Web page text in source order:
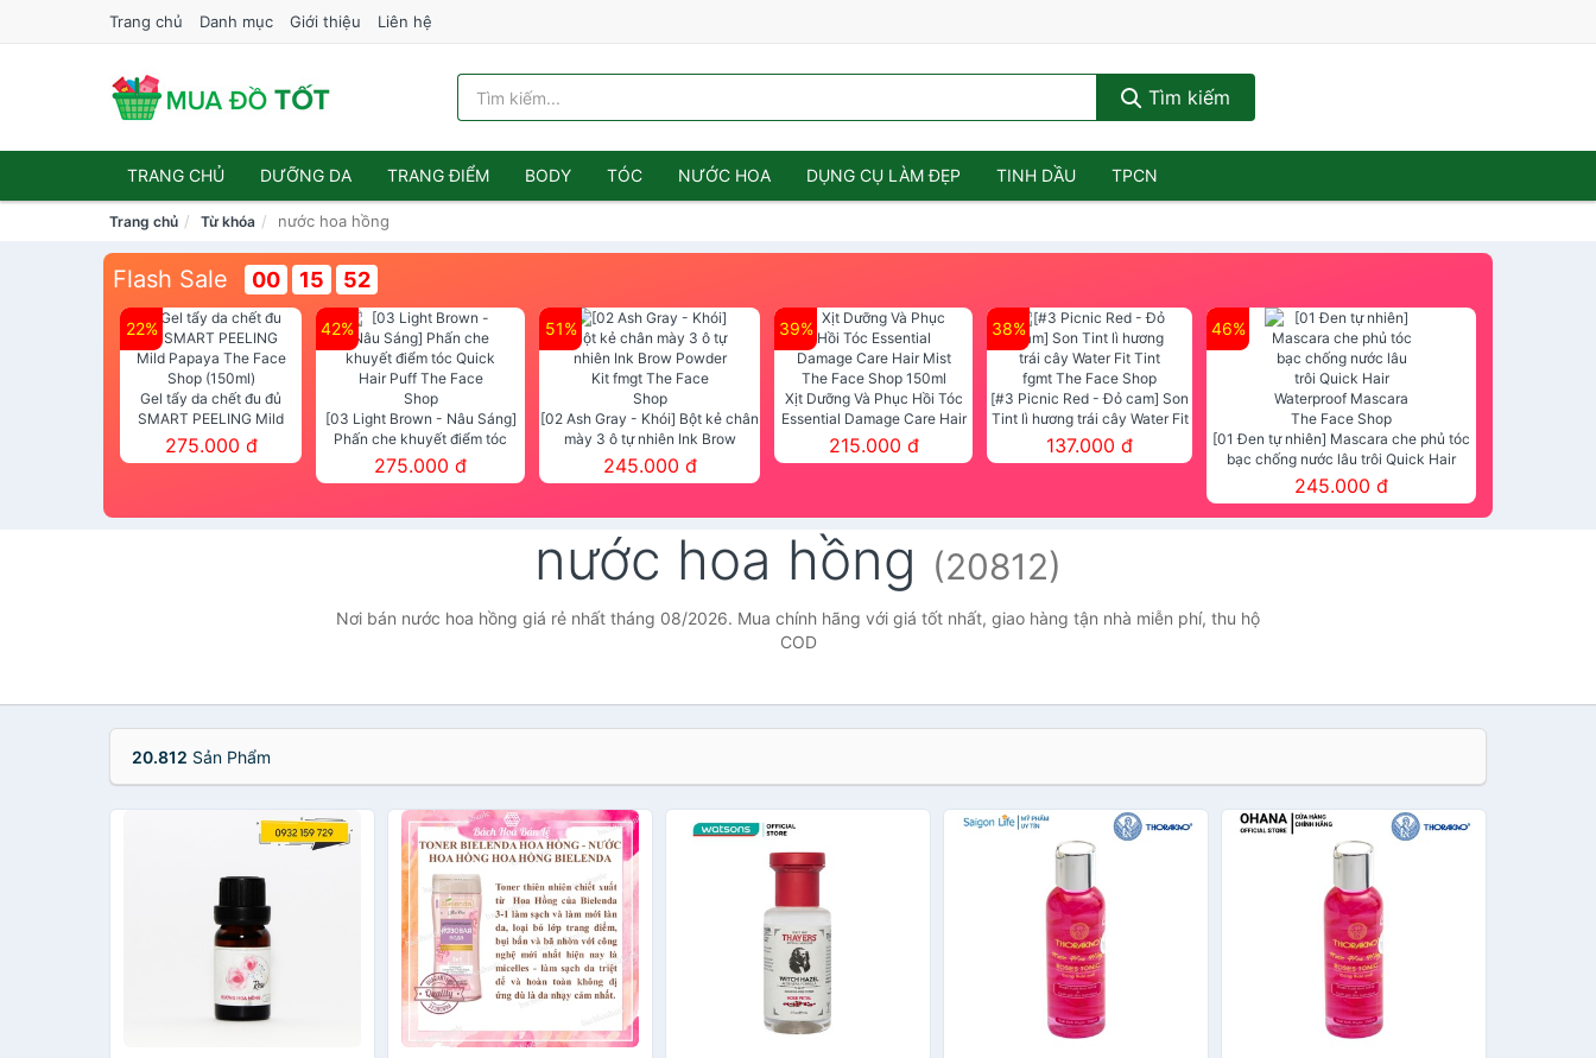
Trang chủ Danh mục Giới thiệu Liên hệ
Tìm kiếm
TRANG CHỦ DƯỠNG DA TRANG ĐIỂM BODY TÓC NƯỚC HOA DỤNG CỤ LÀM ĐẸP TINH DẦU TPCN
Trang chủ Từ khóa nước hoa hồng
Flash Sale 00 15 50
22%
Gel tẩy da chết đu đủ
SMART PEELING Mild
Papaya The Face Shop
(150ml)
275.000 đ
42%
[03 Light Brown - Nâu Sáng]
Phấn che khuyết điểm tóc
Quick Hair Puff The Face Shop
275.000 đ
51%
[02 Ash Gray - Khói] Bột kẻ chân
mày 3 ô tự nhiên Ink Brow
Powder Kit fmgt The Face Shop
245.000 đ
39%
Xịt Dưỡng Và Phục Hồi Tóc
Essential Damage Care Hair
Mist The Face Shop 150ml
215.000 đ
38%
[#3 Picnic Red - Đỏ cam] Son
Tint lì hương trái cây Water Fit
Tint fgmt The Face Shop
137.000 đ
46%
[01 Đen tự nhiên] Mascara che phủ tóc
bạc chống nước lâu trôi Quick Hair
Waterproof Mascara The Face Shop
245.000 đ
nước hoa hồng (20812)
Nơi bán nước hoa hồng giá rẻ nhất tháng 08/2026. Mua chính hãng với giá tốt nhất, giao hàng tận nhà miễn phí, thu hộ
COD
20.812 Sản Phẩm